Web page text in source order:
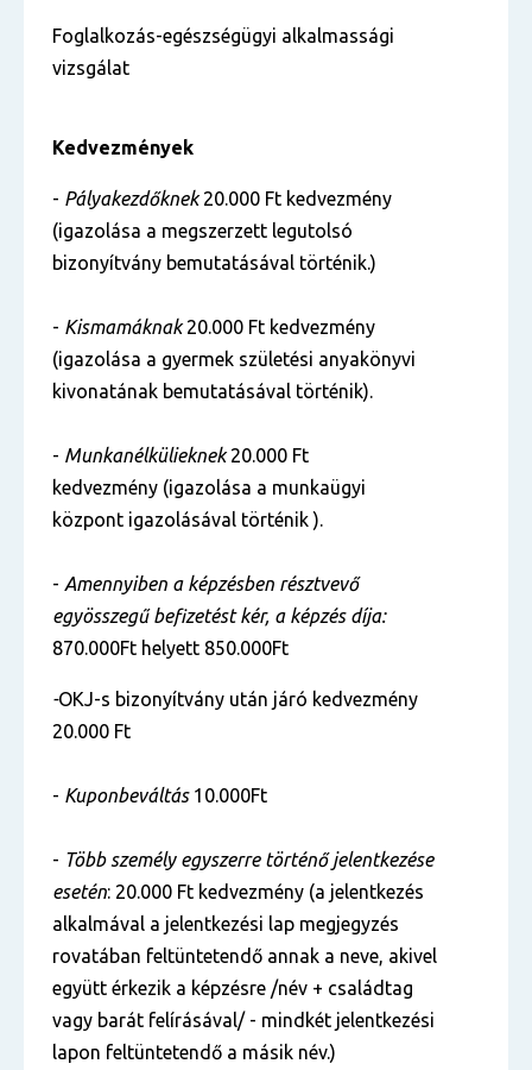
Foglalkozás-egészségügyi alkalmassági
vizsgálat
Kedvezmények
- Pályakezdőknek20.000 Ft kedvezmény
(igazolása a megszerzett legutolsó
bizonyítvány bemutatásával történik.)
- Kismamáknak20.000 Ft kedvezmény
(igazolása a gyermek születési anyakönyvi
kivonatának bemutatásával történik).
- Munkanélkülieknek20.000 Ft
kedvezmény (igazolása a munkaügyi
központ igazolásával történik ).
- Amennyiben a képzésben résztvevő
egyösszegű befizetést kér, a képzés díja:
870.000Ft helyett 850.000Ft
-OKJ-s bizonyítvány után járó kedvezmény
20.000 Ft
- Kuponbeváltás10.000Ft
- Több személy egyszerre történő jelentkezése
esetén: 20.000 Ft kedvezmény (a jelentkezés
alkalmával a jelentkezési lap megjegyzés
rovatában feltüntetendő annak a neve, akivel
együtt érkezik a képzésre /név + családtag
vagy barát felírásával/ - mindkét jelentkezési
lapon feltüntetendő a másik név.)